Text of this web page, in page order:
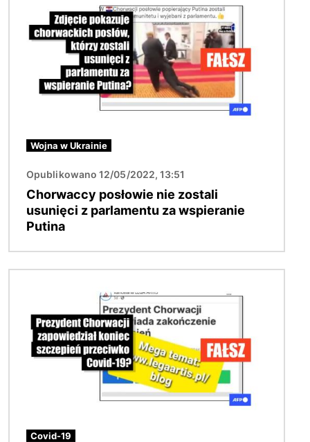
Wojna w Ukrainie
Opublikowano 12/05/2022, 13:51
Chorwaccy posłowie nie zostali
usunięci z parlamentu za wspieranie
Putina
Covid-19